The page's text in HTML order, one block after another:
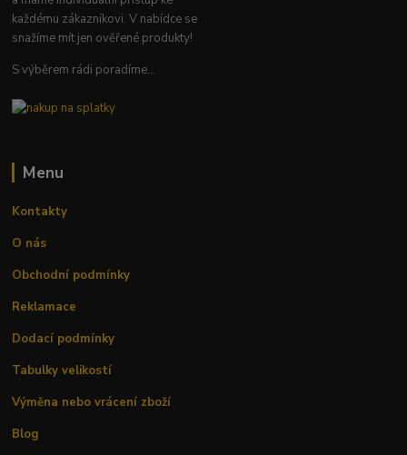
každému zákazníkovi. V nabídce se
snažíme mít jen ověřené produkty!
S výběrem rádi poradíme...
Menu
Kontakty
O nás
Obchodní podmínky
Reklamace
Dodací podmínky
Tabulky velikostí
Výměna nebo vrácení zboží
Blog